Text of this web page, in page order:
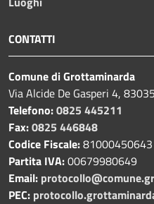
CONTATTI
Comune di Grottaminarda
Via Alcide De Gasperi 4,
Telefono:0825 445211
Fax:0825 446848
Codice Fiscale:81000450643
Partita IVA:00679980649
Email:
PEC: